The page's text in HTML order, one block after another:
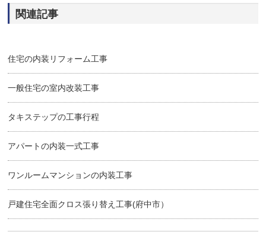
関連記事
住宅の内装リフォーム工事
一般住宅の室内改装工事
タキステップの工事行程
アパートの内装一式工事
ワンルームマンションの内装工事
戸建住宅全面クロス張り替え工事(府中市）